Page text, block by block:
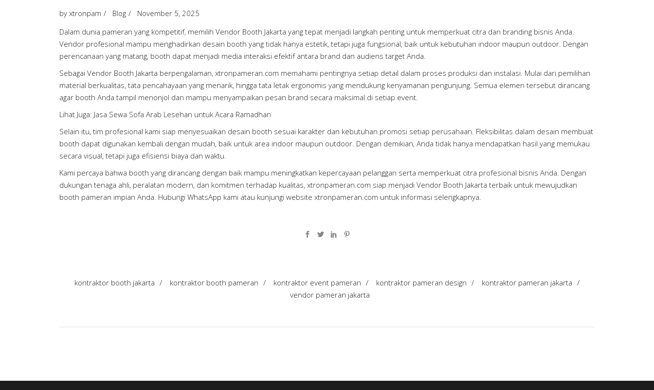
by xtronpam Blog
November 5, 2025
Dalam dunia pameran yang kompetitif, memilih Vendor Booth Jakarta yang tepat menjadi langkah penting untuk memperkuat citra dan branding bisnis Anda.
Vendor profesional mampu menghadirkan desain booth yang tidak hanya estetik, tetapi juga fungsional, baik untuk kebutuhan indoor maupun outdoor. Dengan
perencanaan yang matang, booth dapat menjadi media interaksi efektif antara brand dan audiens target Anda.
Sebagai Vendor Booth Jakarta berpengalaman, xtronpameran.com memahami pentingnya setiap detail dalam proses produksi dan instalasi. Mulai dari pemilihan
material berkualitas, tata pencahayaan yang menarik, hingga tata letak ergonomis yang mendukung kenyamanan pengunjung. Semua elemen tersebut dirancang
agar booth Anda tampil menonjol dan mampu menyampaikan pesan brand secara maksimal di setiap event.
Lihat Juga: Jasa Sewa Sofa Arab Lesehan untuk Acara Ramadhan
Selain itu, tim profesional kami siap menyesuaikan desain booth sesuai karakter dan kebutuhan promosi setiap perusahaan. Fleksibilitas dalam desain membuat
booth dapat digunakan kembali dengan mudah, baik untuk area indoor maupun outdoor. Dengan demikian, Anda tidak hanya mendapatkan hasil yang memukau
secara visual, tetapi juga efisiensi biaya dan waktu.
Kami percaya bahwa booth yang dirancang dengan baik mampu meningkatkan kepercayaan pelanggan serta memperkuat citra profesional bisnis Anda. Dengan
dukungan tenaga ahli, peralatan modern, dan komitmen terhadap kualitas, xtronpameran.com siap menjadi Vendor Booth Jakarta terbaik untuk mewujudkan
booth pameran impian Anda. Hubungi WhatsApp kami atau kunjungi website xtronpameran.com untuk informasi selengkapnya.
kontraktor booth jakarta / kontraktor booth pameran / kontraktor event pameran / kontraktor pameran design / kontraktor pameran jakarta /
vendor pameran jakarta